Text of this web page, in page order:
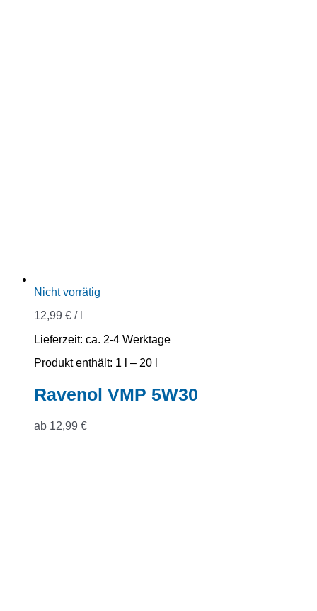
Nicht vorrätig
12,99 € /
Lieferzeit: ca. 2-4 Werktage
Produkt enthält: 1
– 20
Ravenol VMP 5W30
ab 12,99 €